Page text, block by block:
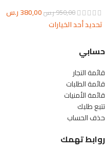
950,00ر.س380,00ر.س
تحديد أحد الخيارات
حسابي
قائمة التجار
قائمة الطلبات
قائمة الأمنيات
تتبع طلبك
حذف الحساب
روابط تهمك